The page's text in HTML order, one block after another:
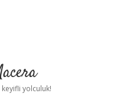
yolculuk!